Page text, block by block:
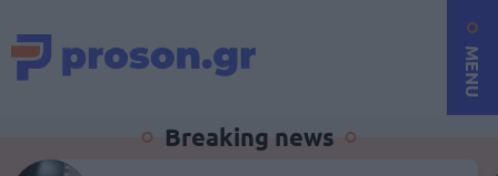
MENU
Breaking news